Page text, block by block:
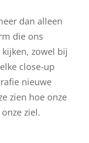
dan alleen
die ons
zowel bij
close-up
nieuwe
zien hoe onze
ziel.